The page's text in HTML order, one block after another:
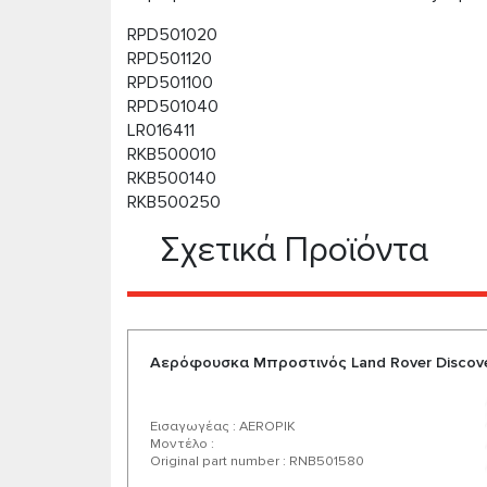
RPD501020
RPD501120
RPD501100
RPD501040
LR016411
RKB500010
RKB500140
RKB500250
Σχετικά Προϊόντα
Αερόφουσκα Μπροστινός Land Rover
Εισαγωγέας : AEROPIK
Μοντέλο :
Original part number : RNB501580